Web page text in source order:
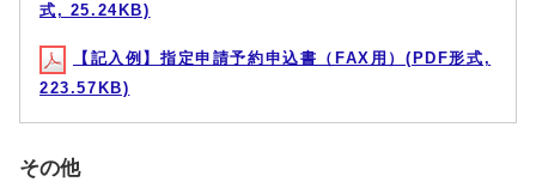
式, 25.24KB)
【記入例】指定申請予約申込書（FAX用）(PDF形式,
223.57KB)
その他